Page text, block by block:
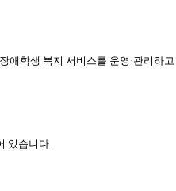
애학생 복지 서비스를 운영·관리하
있습니다.